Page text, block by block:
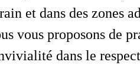
et dans des zones
vous proposons de
dans le